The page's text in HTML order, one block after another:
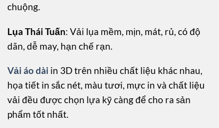
chuộng.
Lụa Thái Tuấn: Vải lụa mềm, mịn, mát, rủ, có độ
dãn, dễ may, hạn chế rạn.
Vải áo dài in 3D trên nhiều chất liệu khác nhau,
họa tiết in sắc nét, màu tươi, mực in và chất liệu
vải đều được chọn lựa kỹ càng để cho ra sản
phẩm tốt nhất.